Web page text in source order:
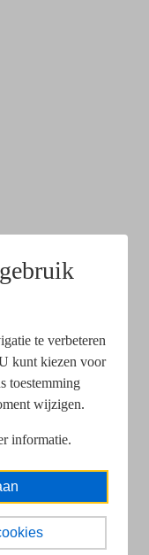
te verbeteren
kunt kiezen voor
toestemming
wijzigen.
informatie.